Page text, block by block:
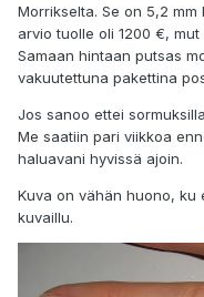
Morrikselta. Se on 5,2
arvio tuolle oli 1200 €,
Samaan hintaan putsas
vakuutettuna pakettina
Jos sanoo ettei
Me saatiin pari viikkoa
haluavani hyvissä ajoin.
Kuva on vähän huono, ku
kuvaillu.